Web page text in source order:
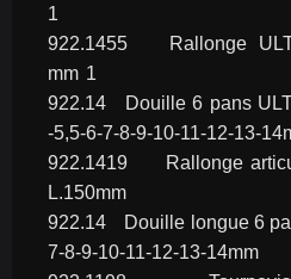
1
922.1455	Rallonge ULTIMATE® 1/4 L.100
mm	1
922.14	Douille 6 pans ULTIMATE® 1/4 4-4,5-5
-5,5-6-7-8-9-10-11-12-13-
922.1419	Rallonge articulée ULTIMATE 1/4,
L.150mm
922.14	Douille longue 6 pans ULTIMATE 1/4,6-
7-8-9-10-11-12-13-14mm